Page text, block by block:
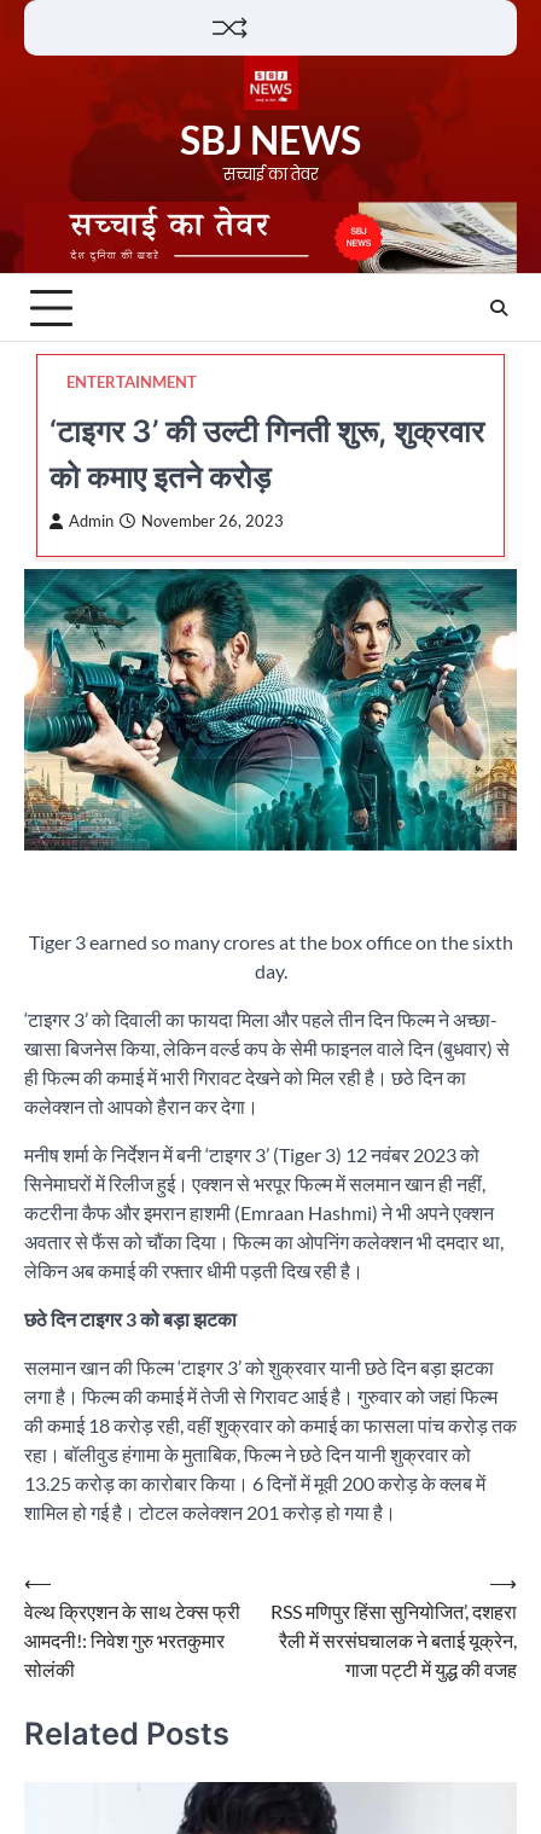
Skip
SBJ NEWS
सच्चाई का तेवर
ENTERTAINMENT
‘टाइगर 3’ की उल्टी गिनती शुरू, शुक्रवार
को कमाए इतने करोड़
Admin November 26, 2023
Tiger 3 earned so many crores at the box office on the sixth
day.
‘टाइगर 3’ को दिवाली का फायदा मिला और पहले तीन दिन फिल्म ने अच्छा-
खासा बिजनेस किया, लेकिन वर्ल्ड कप के सेमी फाइनल वाले दिन (बुधवार) से
ही फिल्म की कमाई में भारी गिरावट देखने को मिल रही है। छठे दिन का
कलेक्शन तो आपको हैरान कर देगा।
मनीष शर्मा के निर्देशन में बनी ‘टाइगर 3’ (Tiger 3) 12 नवंबर 2023 को
सिनेमाघरों में रिलीज हुई। एक्शन से भरपूर फिल्म में सलमान खान ही नहीं,
कटरीना कैफ और इमरान हाशमी (Emraan Hashmi) ने भी अपने एक्शन
अवतार से फैंस को चौंका दिया। फिल्म का ओपनिंग कलेक्शन भी दमदार था,
लेकिन अब कमाई की रफ्तार धीमी पड़ती दिख रही है।
छठे दिन टाइगर 3 को बड़ा झटका
सलमान खान की फिल्म ‘टाइगर 3’ को शुक्रवार यानी छठे दिन बड़ा झटका
लगा है। फिल्म की कमाई में तेजी से गिरावट आई है। गुरुवार को जहां फिल्म
की कमाई 18 करोड़ रही, वहीं शुक्रवार को कमाई का फासला पांच करोड़ तक
रहा। बॉलीवुड हंगामा के मुताबिक, फिल्म ने छठे दिन यानी शुक्रवार को
13.25 करोड़ का कारोबार किया। 6 दिनों में मूवी 200 करोड़ के क्लब में
शामिल हो गई है। टोटल कलेक्शन 201 करोड़ हो गया है।
Post
navigation
⟵
वेल्थ क्रिएशन के साथ टेक्स फ्री
आमदनी!: निवेश गुरु भरतकुमार
सोलंकी
RSS मणिपुर हिंसा सुनियोजित’, दशहरा
रैली में सरसंघचालक ने बताई यूक्रेन,
गाजा पट्टी में युद्ध की वजह
⟶
Related Posts